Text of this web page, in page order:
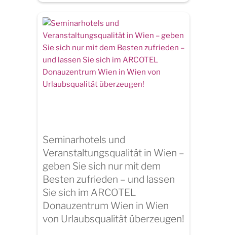
Seminarhotels und
Veranstaltungsqualität in Wien –
geben Sie sich nur mit dem
Besten zufrieden – und lassen
Sie sich im ARCOTEL
Donauzentrum Wien in Wien
von Urlaubsqualität überzeugen!